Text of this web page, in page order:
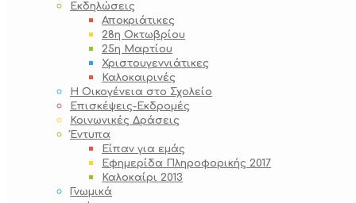
Εκδηλώσεις
Αποκριάτικες
28η Οκτωβρίου
25η Μαρτίου
Χριστουγεννιάτικες
Καλοκαιρινές
Η Οικογένεια στο Σχολείο
Επισκέψεις-Εκδρομές
Κοινωνικές Δράσεις
Έντυπα
Είπαν για εμάς
Εφημερίδα Πληροφορικής 2017
Καλοκαίρι 2013
Γνωμικά